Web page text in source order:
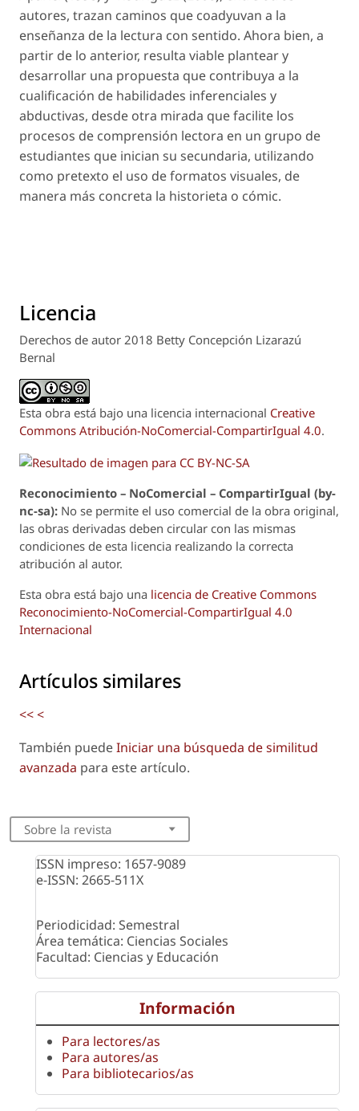
autores, trazan caminos que coadyuvan a la
enseñanza de la lectura con sentido. Ahora bien, a
partir de lo anterior, resulta viable plantear y
desarrollar una propuesta que contribuya a la
cualificación de habilidades inferenciales y
abductivas, desde otra mirada que facilite los
procesos de comprensión lectora en un grupo de
estudiantes que inician su secundaria, utilizando
como pretexto el uso de formatos visuales, de
manera más concreta la historieta o cómic.
Licencia
Derechos de autor 2018 Betty Concepción Lizarazú
Bernal
Esta obra está bajo una licencia internacional Creative
Commons Atribución-NoComercial-CompartirIgual 4.0.
Reconocimiento – NoComercial – CompartirIgual (by-
nc-sa): No se permite el uso comercial de la obra original,
las obras derivadas deben circular con las mismas
condiciones de esta licencia realizando la correcta
atribución al autor.
Esta obra está bajo una licencia de Creative Commons
Reconocimiento-NoComercial-CompartirIgual 4.0
Internacional
Artículos similares
<<<
También puedeIniciar una búsqueda de similitud
avanzada para este artículo.
Sobre la revista
ISSN impreso: 1657-9089
e-ISSN: 2665-511X
Periodicidad: Semestral
Área temática: Ciencias Sociales
Facultad: Ciencias y Educación
Información
Para lectores/as
Para autores/as
Para bibliotecarios/as